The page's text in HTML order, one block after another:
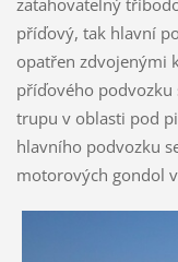
příďový, tak hlavní
opatřen zdvojenými
příďového podvozku
trupu v oblasti pod
hlavního podvozku
motorových gondol